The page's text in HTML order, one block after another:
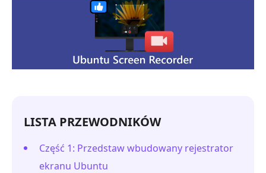
LISTA PRZEWODNIKÓW
Część 1: Przedstaw wbudowany rejestrator
ekranu Ubuntu